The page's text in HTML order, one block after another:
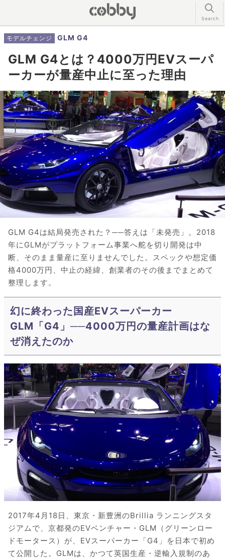
モデルチェンジ GLM G4
GLM G4とは？4000万円EVスーパ
ーカーが量産中止に至った理由
GLM G4は結局発売された？──答えは「未発売」。2018
年にGLMがプラットフォーム事業へ舵を切り開発は中
断、そのまま量産に至りませんでした。スペックや想定価
格4000万円、中止の経緯、創業者のその後までまとめて
整理します。
幻に終わった国産EVスーパーカー
GLM「G4」──4000万円の量産計画はな
ぜ消えたのか
2017年4月18日、東京・新豊洲のBrillia ランニングスタ
ジアムで、京都発のEVベンチャー・GLM（グリーンロー
ドモータース）が、EVスーパーカー「G4」を日本で初め
て公開した。GLMは、かつて英国生産・逆輸入規制のあ